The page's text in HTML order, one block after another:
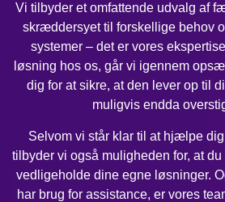
Vi tilbyder et omfattende udvalg af
skræddersyet til forskellige behov
systemer – det er vores
løsning hos os, går vi igennem
dig for at sikre, at den lever op til
muligvis endda
Selvom vi står klar til at hjælpe
tilbyder vi også muligheden for, at
vedligeholde dine egne løsninger.
har brug for assistance, er vores